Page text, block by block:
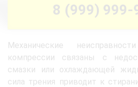
8 (999) 999-
Механические
компрессии связаны с
смазки или охлаждающей
сила трения приводит к